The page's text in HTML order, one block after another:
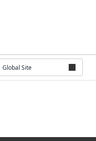
Global Site